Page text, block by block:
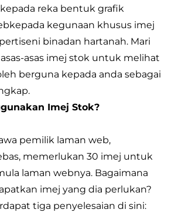
kepada reka bentuk grafik
kepada kegunaan khusus imej
seni binadan hartanah. Mari
asas imej stok untuk melihat
berguna kepada anda sebagai
Imej Stok?
pemilik laman web,
, memerlukan 30 imej untuk
laman webnya. Bagaimana
imej yang dia perlukan?
tiga penyelesaian di sini: